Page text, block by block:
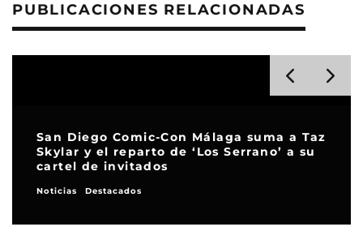
PUBLICACIONES RELACIONADAS
San Diego Comic-Con Málaga suma a Taz
Skylar y el reparto de ‘Los Serrano’ a su
cartel de invitados
Noticias Destacados